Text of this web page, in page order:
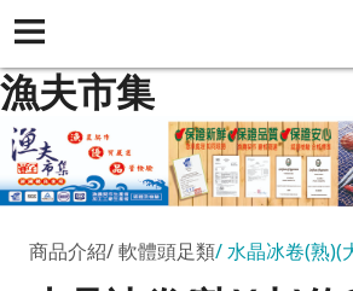
漁夫市集
商品介紹 軟體頭足類 水晶冰卷(熟)(